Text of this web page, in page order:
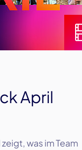
April
was im Team